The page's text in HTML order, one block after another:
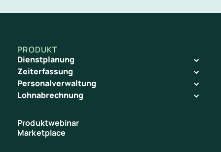
Mit der Uploadautomatisierung von gastromatic sparst du
PRODUKT
Dienstplanung
Zeiterfassung
Personalverwaltung
Lohnabrechnung
Produktwebinar
Marketplace